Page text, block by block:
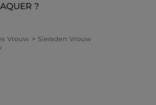
?
Vrouw
Sieraden Vrouw